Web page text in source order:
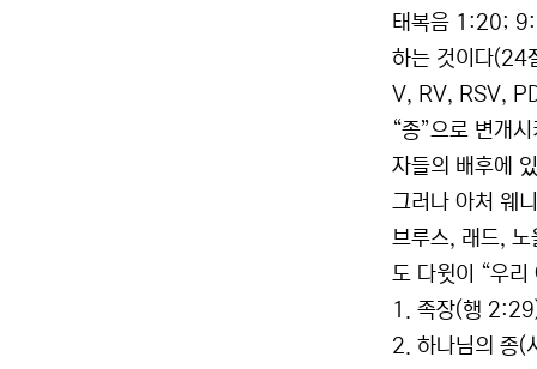
태복음 1:20;
하는 것이다(24
V, RV, RSV,
“종”으로 변개
자들의 배후에
그러나 아처 웨
브루스, 래드, 노
도 다윗이 “우리
1. 족장(행
2. 하나님의 종